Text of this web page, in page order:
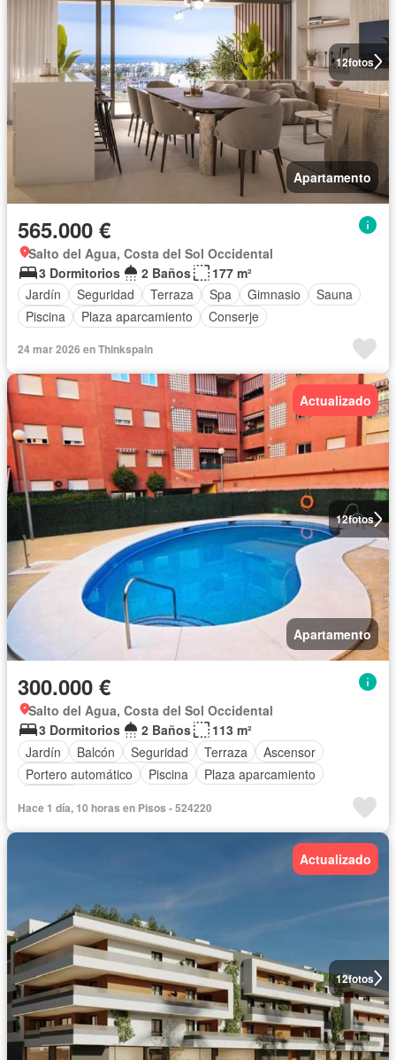
12fotos
Apartamento
565.000 €
Salto del Agua, Costa del Sol Occidental
3 Dormitorios
2 Baños
177 m²
Jardín
Seguridad Terraza Spa Gimnasio
Sauna
Piscina
Plaza aparcamiento Conserje
24 mar 2026 en Thinkspain
12fotos
Actualizado
Apartamento
300.000 €
Salto del Agua, Costa del Sol Occidental
3 Dormitorios
2 Baños
113 m²
Jardín
Balcón Seguridad Terraza
Ascensor
Portero automático
Piscina
Plaza aparcamiento
Hace 1 día, 10 horas en Pisos - 524220
12fotos
Actualizado